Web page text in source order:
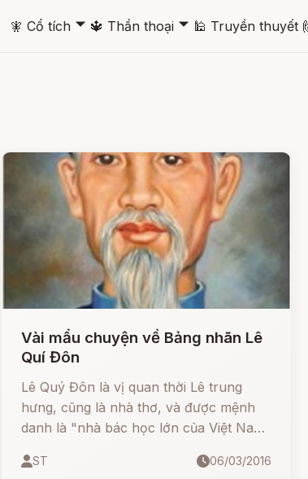
🧚 Cổ tích 🞃 🔱 Thần thoại 🞃 🕌 Truyền thuyết
Vài mẩu chuyện về Bảng nhãn Lê
Quí Đôn
Lê Quý Đôn là vị quan thời Lê trung
hưng, cũng là nhà thơ, và được mệnh
danh là "nhà bác học lớn của Việt Nam
ST 06/03/2016